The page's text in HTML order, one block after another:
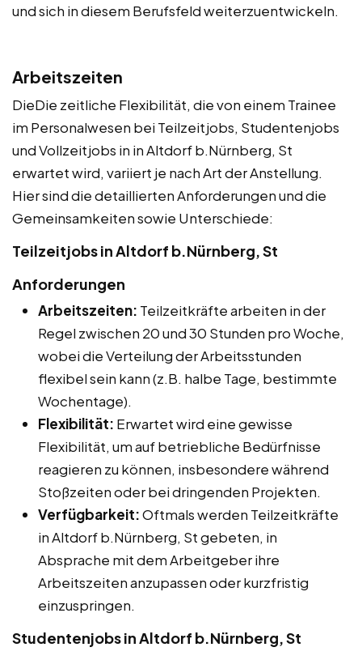
und sich in diesem Berufsfeld weiterzuentwickeln.
Arbeitszeiten
DieDie zeitliche Flexibilität, die von einem Trainee
im Personalwesen bei Teilzeitjobs, Studentenjobs
und Vollzeitjobs in in Altdorf b.Nürnberg, St
erwartet wird, variiert je nach Art der Anstellung.
Hier sind die detaillierten Anforderungen und die
Gemeinsamkeiten sowie Unterschiede:
Teilzeitjobs in Altdorf b.Nürnberg, St
Anforderungen
Arbeitszeiten: Teilzeitkräfte arbeiten in der
Regel zwischen 20 und 30 Stunden pro Woche,
wobei die Verteilung der Arbeitsstunden
flexibel sein kann (z.B. halbe Tage, bestimmte
Wochentage).
Flexibilität: Erwartet wird eine gewisse
Flexibilität, um auf betriebliche Bedürfnisse
reagieren zu können, insbesondere während
Stoßzeiten oder bei dringenden Projekten.
Verfügbarkeit:Oftmals werden Teilzeitkräfte
in Altdorf b.Nürnberg, St gebeten, in
Absprache mit dem Arbeitgeber ihre
Arbeitszeiten anzupassen oder kurzfristig
einzuspringen.
Studentenjobs in Altdorf b.Nürnberg, St